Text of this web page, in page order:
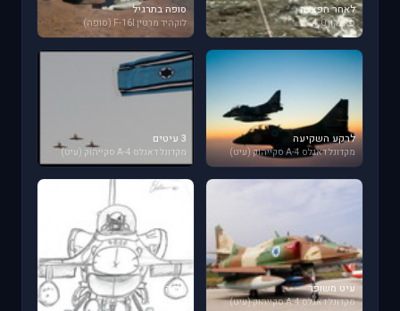
לאחר הפצצה
פאלקון 4.0
סופה בתרגיל
לוקהיד מרטין F-16I (סופה)
לרקע השקיעה
מקדונל דאגלס A-4 סקייהוק (עיט)
3 עיטים
מקדונל דאגלס A-4 סקייהוק (עיט)
עיט משופר
מקדונל דאגלס A-4 סקייהוק (עיט)
סופה
ציורים